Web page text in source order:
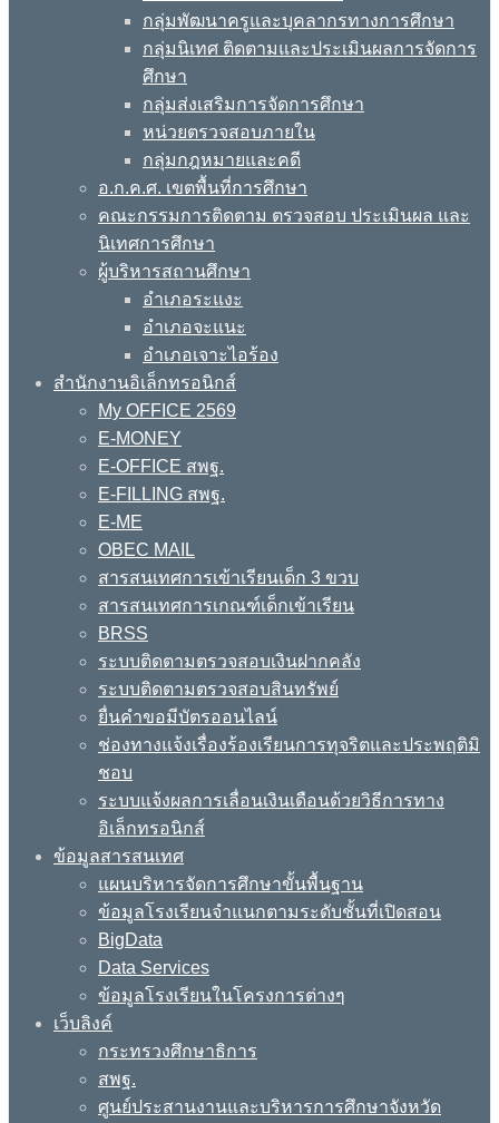
กลุ่มพัฒนาครูและบุคลากรทางการศึกษา
กลุ่มนิเทศ ติดตามและประเมินผลการจัดการ
ศึกษา
กลุ่มส่งเสริมการจัดการศึกษา
หน่วยตรวจสอบภายใน
กลุ่มกฎหมายและคดี
อ.ก.ค.ศ. เขตพื้นที่การศึกษา
คณะกรรมการติดตาม ตรวจสอบ ประเมินผล และ
นิเทศการศึกษา
ผู้บริหารสถานศึกษา
อำเภอระแงะ
อำเภอจะแนะ
อำเภอเจาะไอร้อง
สำนักงานอิเล็กทรอนิกส์
My OFFICE 2569
E-MONEY
E-OFFICE สพฐ.
E-FILLING สพฐ.
E-ME
OBEC MAIL
สารสนเทศการเข้าเรียนเด็ก 3 ขวบ
สารสนเทศการเกณฑ์เด็กเข้าเรียน
BRSS
ระบบติดตามตรวจสอบเงินฝากคลัง
ระบบติดตามตรวจสอบสินทรัพย์
ยื่นคำขอมีบัตรออนไลน์
ช่องทางแจ้งเรื่องร้องเรียนการทุจริตและประพฤติมิ
ชอบ
ระบบแจ้งผลการเลื่อนเงินเดือนด้วยวิธีการทาง
อิเล็กทรอนิกส์
ข้อมูลสารสนเทศ
แผนบริหารจัดการศึกษาขั้นพื้นฐาน
ข้อมูลโรงเรียนจำแนกตามระดับชั้นที่เปิดสอน
BigData
Data Services
ข้อมูลโรงเรียนในโครงการต่างๆ
เว็บลิงค์
กระทรวงศึกษาธิการ
สพฐ.
ศูนย์ประสานงานและบริหารการศึกษาจังหวัด